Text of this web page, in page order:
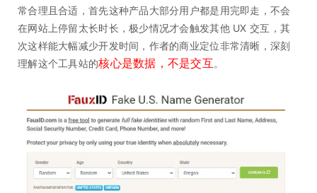
常合理且合适，首先这种产品大部分用户都是用完即走，不会
在网站上停留太长时长，极少情况才会触发其他 UX 交互，其
次这样能大幅减少开发时间，作者的商业定位非常清晰，深刻
理解这个工具站的核心是数据，不是交互。